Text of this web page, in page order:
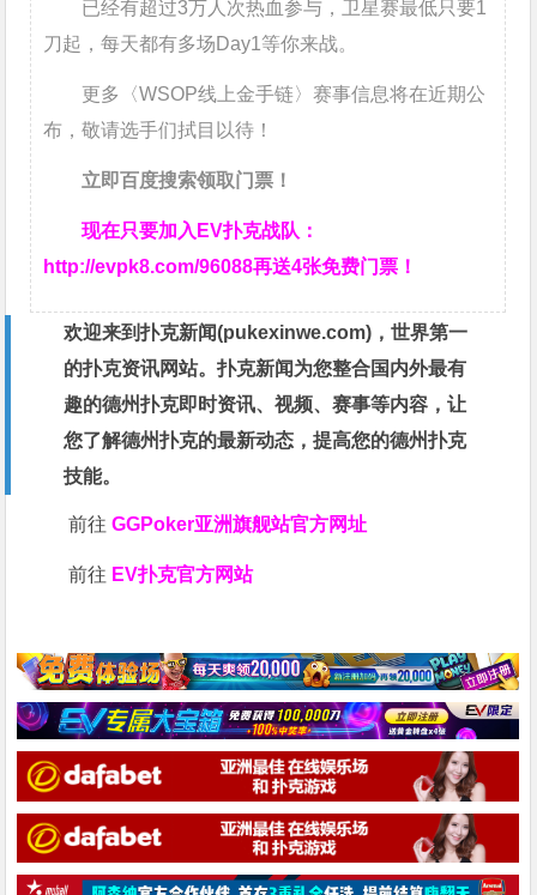
已经有超过3万人次热血参与，卫星赛最低只要1
刀起，每天都有多场Day1等你来战。
更多〈WSOP线上金手链〉赛事信息将在近期公
布，敬请选手们拭目以待！
立即百度搜索领取门票！
现在只要加入EV扑克战队：
http://evpk8.com/96088再送4张免费门票！
欢迎来到扑克新闻(pukexinwe.com)，世界第一
的扑克资讯网站。扑克新闻为您整合国内外最有
趣的德州扑克即时资讯、视频、赛事等内容，让
您了解德州扑克的最新动态，提高您的德州扑克
技能。
前往GGPoker亚洲旗舰站官方网址
前往 EV扑克官方网站